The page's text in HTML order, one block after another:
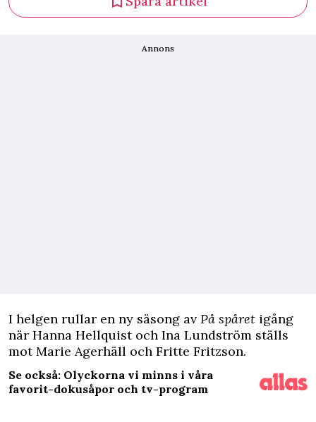
Annons
I helgen rullar en ny säsong av På spåret igång
när Hanna Hellquist och Ina Lundström ställs
mot Marie Agerhäll och Fritte Fritzson.
Se också: Olyckorna vi minns i våra
favorit-dokusåpor och tv-program